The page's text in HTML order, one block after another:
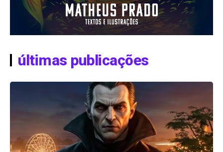
últimas publicações